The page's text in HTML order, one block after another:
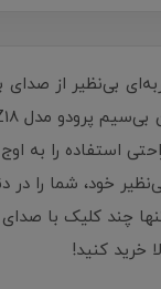
بی‌نظیر از
استفاده را به
خود، شما را در
چند کلیک با صدای
خرید کنید!